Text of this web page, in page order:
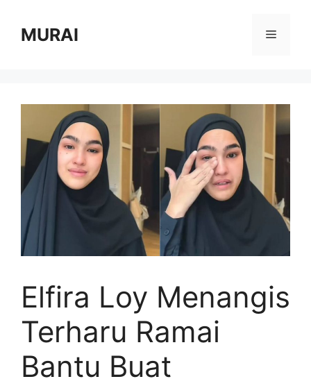
contentMURAI Menu
Elfira Loy Menangis
Terharu Ramai
Bantu Buat